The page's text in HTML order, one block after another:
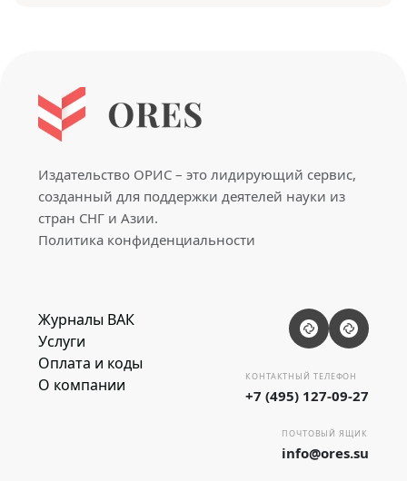
Издательство ОРИС – это лидирующий сервис,
созданный для поддержки деятелей науки из
стран СНГ и Азии.
Политика конфиденциальности
Журналы ВАК
Услуги
Оплата и коды
О компании
КОНТАКТНЫЙ ТЕЛЕФОН
+7 (495) 127-09-27
ПОЧТОВЫЙ ЯЩИК
info@ores.su